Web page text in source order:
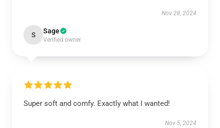
Nov 28, 2024
S Sage
Verified owner
Super soft and comfy. Exactly what I wanted!
Nov 5, 2024